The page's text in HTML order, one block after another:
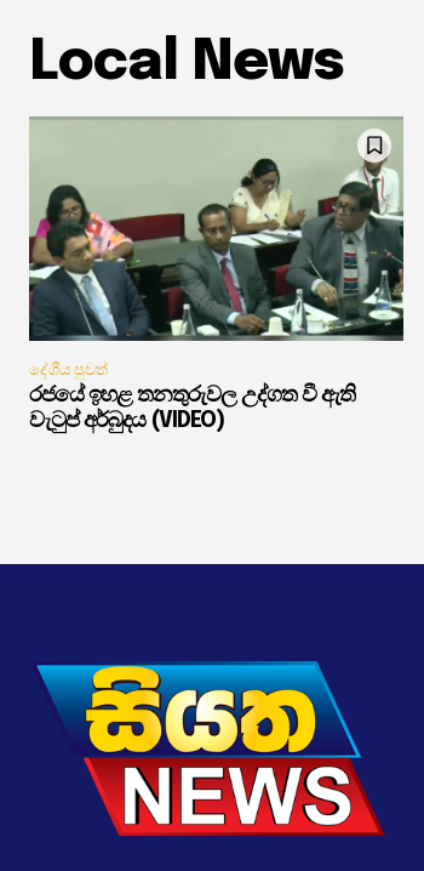
Local News
දේශීය පුවත්
රජයේ ඉහළ තනතුරුවල උද්ගත වී ඇති
වැටුප් අර්බුදය (VIDEO)